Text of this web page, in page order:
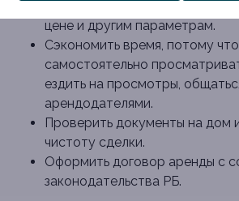
вашим запросам по
цене и другим параметрам.
Сэкономить время, потому
самостоятельно
ездить на просмотры,
арендодателями.
Проверить документы на дом
чистоту сделки.
Оформить договор аренды с
законодательства РБ.